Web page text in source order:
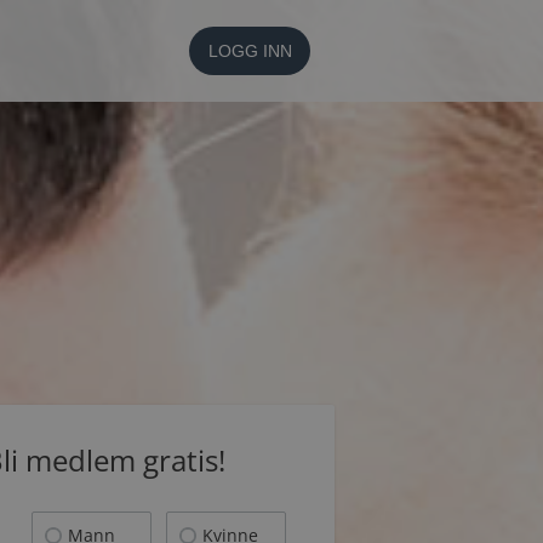
LOGG INN
medlem gratis!
Mann Kvinne